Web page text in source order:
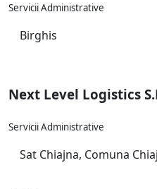
Servicii Administrative
Birghis
Next Level Logistics
Servicii Administrative
Sat Chiajna, Comuna